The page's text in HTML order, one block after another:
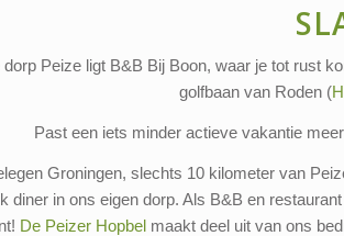
Peize ligt B&B Bij Boon, waar je tot rust
golfbaan van Roden (
Past een iets minder actieve vakantie
Groningen, slechts 10 kilometer van
diner in ons eigen dorp. Als B&B en
De Peizer Hopbel maakt deel uit van ons